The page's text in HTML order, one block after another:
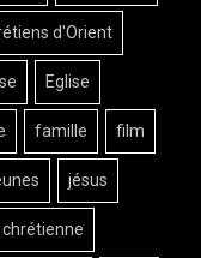
d'Orient
Eglise
famille film
jésus